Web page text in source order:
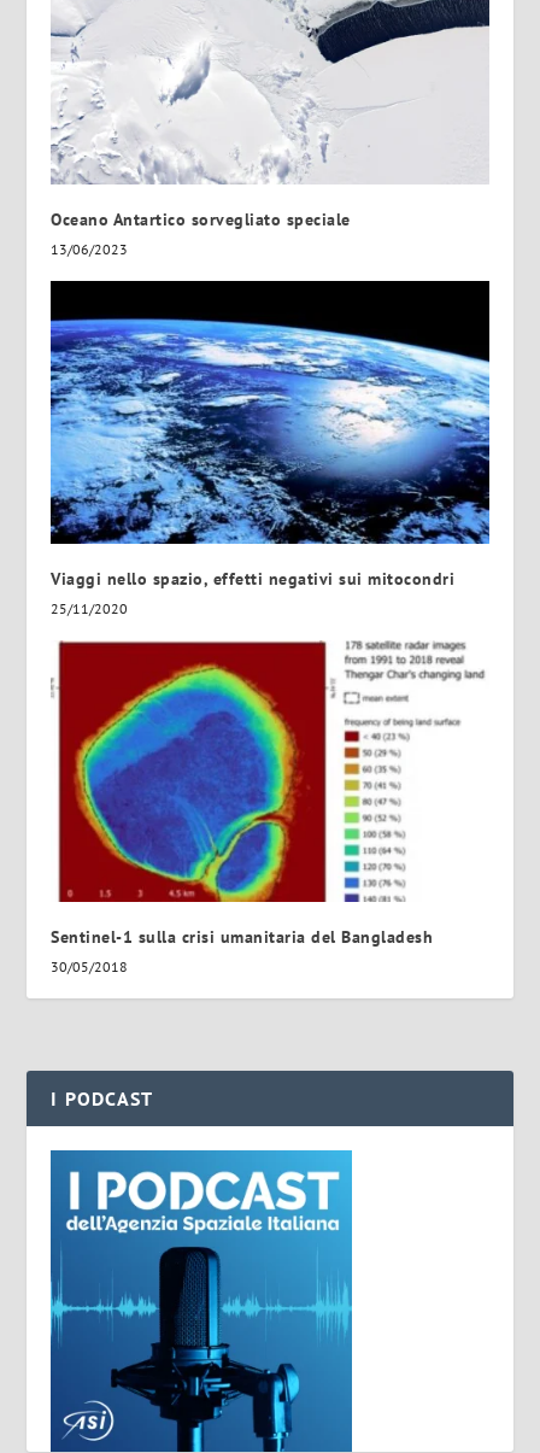
Oceano Antartico sorvegliato speciale
13/06/2023
Viaggi nello spazio, effetti negativi sui mitocondri
25/11/2020
Sentinel-1 sulla crisi umanitaria del Bangladesh
30/05/2018
I PODCAST